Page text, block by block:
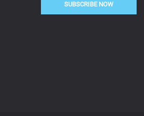
SUBSCRIBE NOW